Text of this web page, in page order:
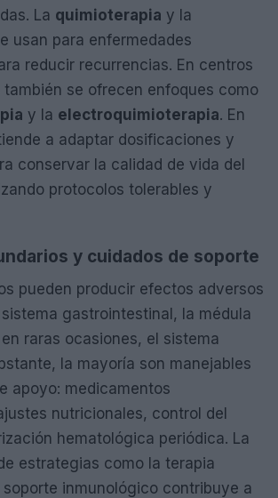
La quimioterapia y la
usan para enfermedades
reducir recurrencias. En centros
también se ofrecen enfoques como
y la electroquimioterapia. En
a adaptar dosificaciones y
conservar la calidad de vida del
protocolos tolerables y
y cuidados de soporte
pueden producir efectos adversos
gastrointestinal, la médula
raras ocasiones, el sistema
la mayoría son manejables
apoyo: medicamentos
nutricionales, control del
hematológica periódica. La
estrategias como la terapia
inmunológico contribuye a